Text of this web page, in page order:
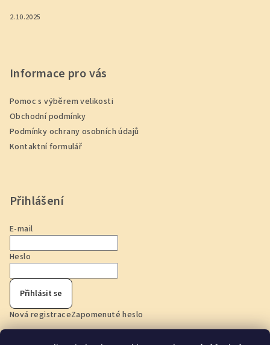
2.10.2025
Informace pro vás
Pomoc s výběrem velikosti
Obchodní podmínky
Podmínky ochrany osobních údajů
Kontaktní formulář
Přihlášení
E-mail
Heslo
Přihlásit se
Nová registraceZapomenuté heslo